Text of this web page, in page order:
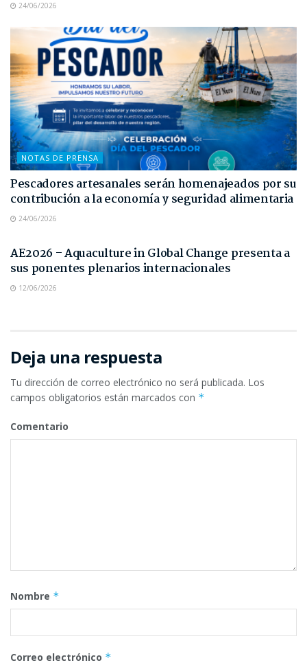
24/06/2026
NOTAS DE PRENSA
Pescadores artesanales serán homenajeados por su
contribución a la economía y seguridad alimentaria
24/06/2026
AE2026 – Aquaculture in Global Change presenta a
sus ponentes plenarios internacionales
12/06/2026
Deja una respuesta
Tu dirección de correo electrónico no será publicada. Los
campos obligatorios están marcados con *
Comentario
Nombre *
Correo electrónico *